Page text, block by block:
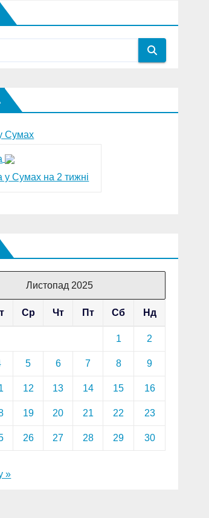
Листопад 2025
Ср Чт Пт Сб Нд
1 2
5 6 7 8 9
12 13 14 15 16
19 20 21 22 23
26 27 28 29 30
»